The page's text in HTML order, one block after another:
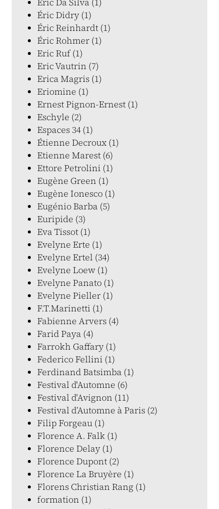
Éric Didry (1)
Éric Reinhardt (1)
Éric Rohmer (1)
Eric Ruf (1)
Eric Vautrin (7)
Erica Magris (1)
Eriomine (1)
Ernest Pignon-Ernest (1)
Eschyle (2)
Espaces 34 (1)
Étienne Decroux (1)
Etienne Marest (6)
Ettore Petrolini (1)
Eugène Green (1)
Eugène Ionesco (1)
Eugénio Barba (5)
Euripide (3)
Eva Tissot (1)
Evelyne Erte (1)
Evelyne Ertel (34)
Evelyne Loew (1)
Evelyne Panato (1)
Evelyne Pieller (1)
F.T.Marinetti (1)
Fabienne Arvers (4)
Farid Paya (4)
Farrokh Gaffary (1)
Federico Fellini (1)
Ferdinand Batsimba (1)
Festival d'Automne (6)
Festival d'Avignon (11)
Festival d’Automne à Paris (2)
Filip Forgeau (1)
Florence A. Falk (1)
Florence Delay (1)
Florence Dupont (2)
Florence La Bruyère (1)
Florens Christian Rang (1)
formation (1)